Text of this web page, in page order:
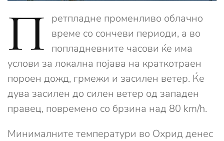
П ретпладне променливо облачно
време со сончеви периоди, а во
попладневните часови ќе има
услови за локална појава на краткотраен
пороен дожд, грмежи и засилен ветер. Ќе
дува засилен до силен ветер од западен
правец, повремено со брзина над 80 km/h.
Минималните температури во Охрид денес